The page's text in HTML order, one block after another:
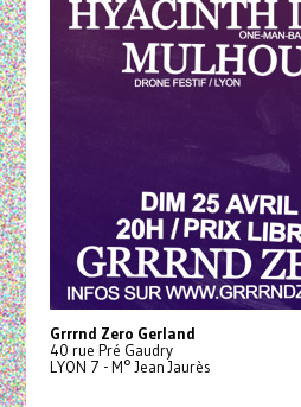
Grrrnd Zero Gerland
40 rue Pré Gaudry
LYON 7 - M° Jean Jaurès